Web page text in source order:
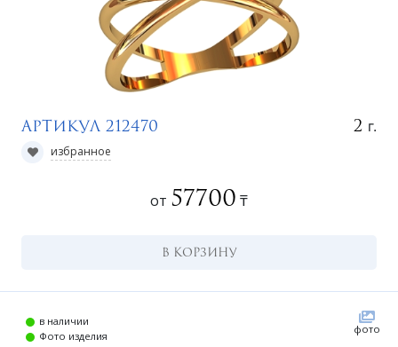
Артикул 212470 2 г.
избранное
от 57700 ₸
В КОРЗИНУ
в наличии
Фото изделия
фото